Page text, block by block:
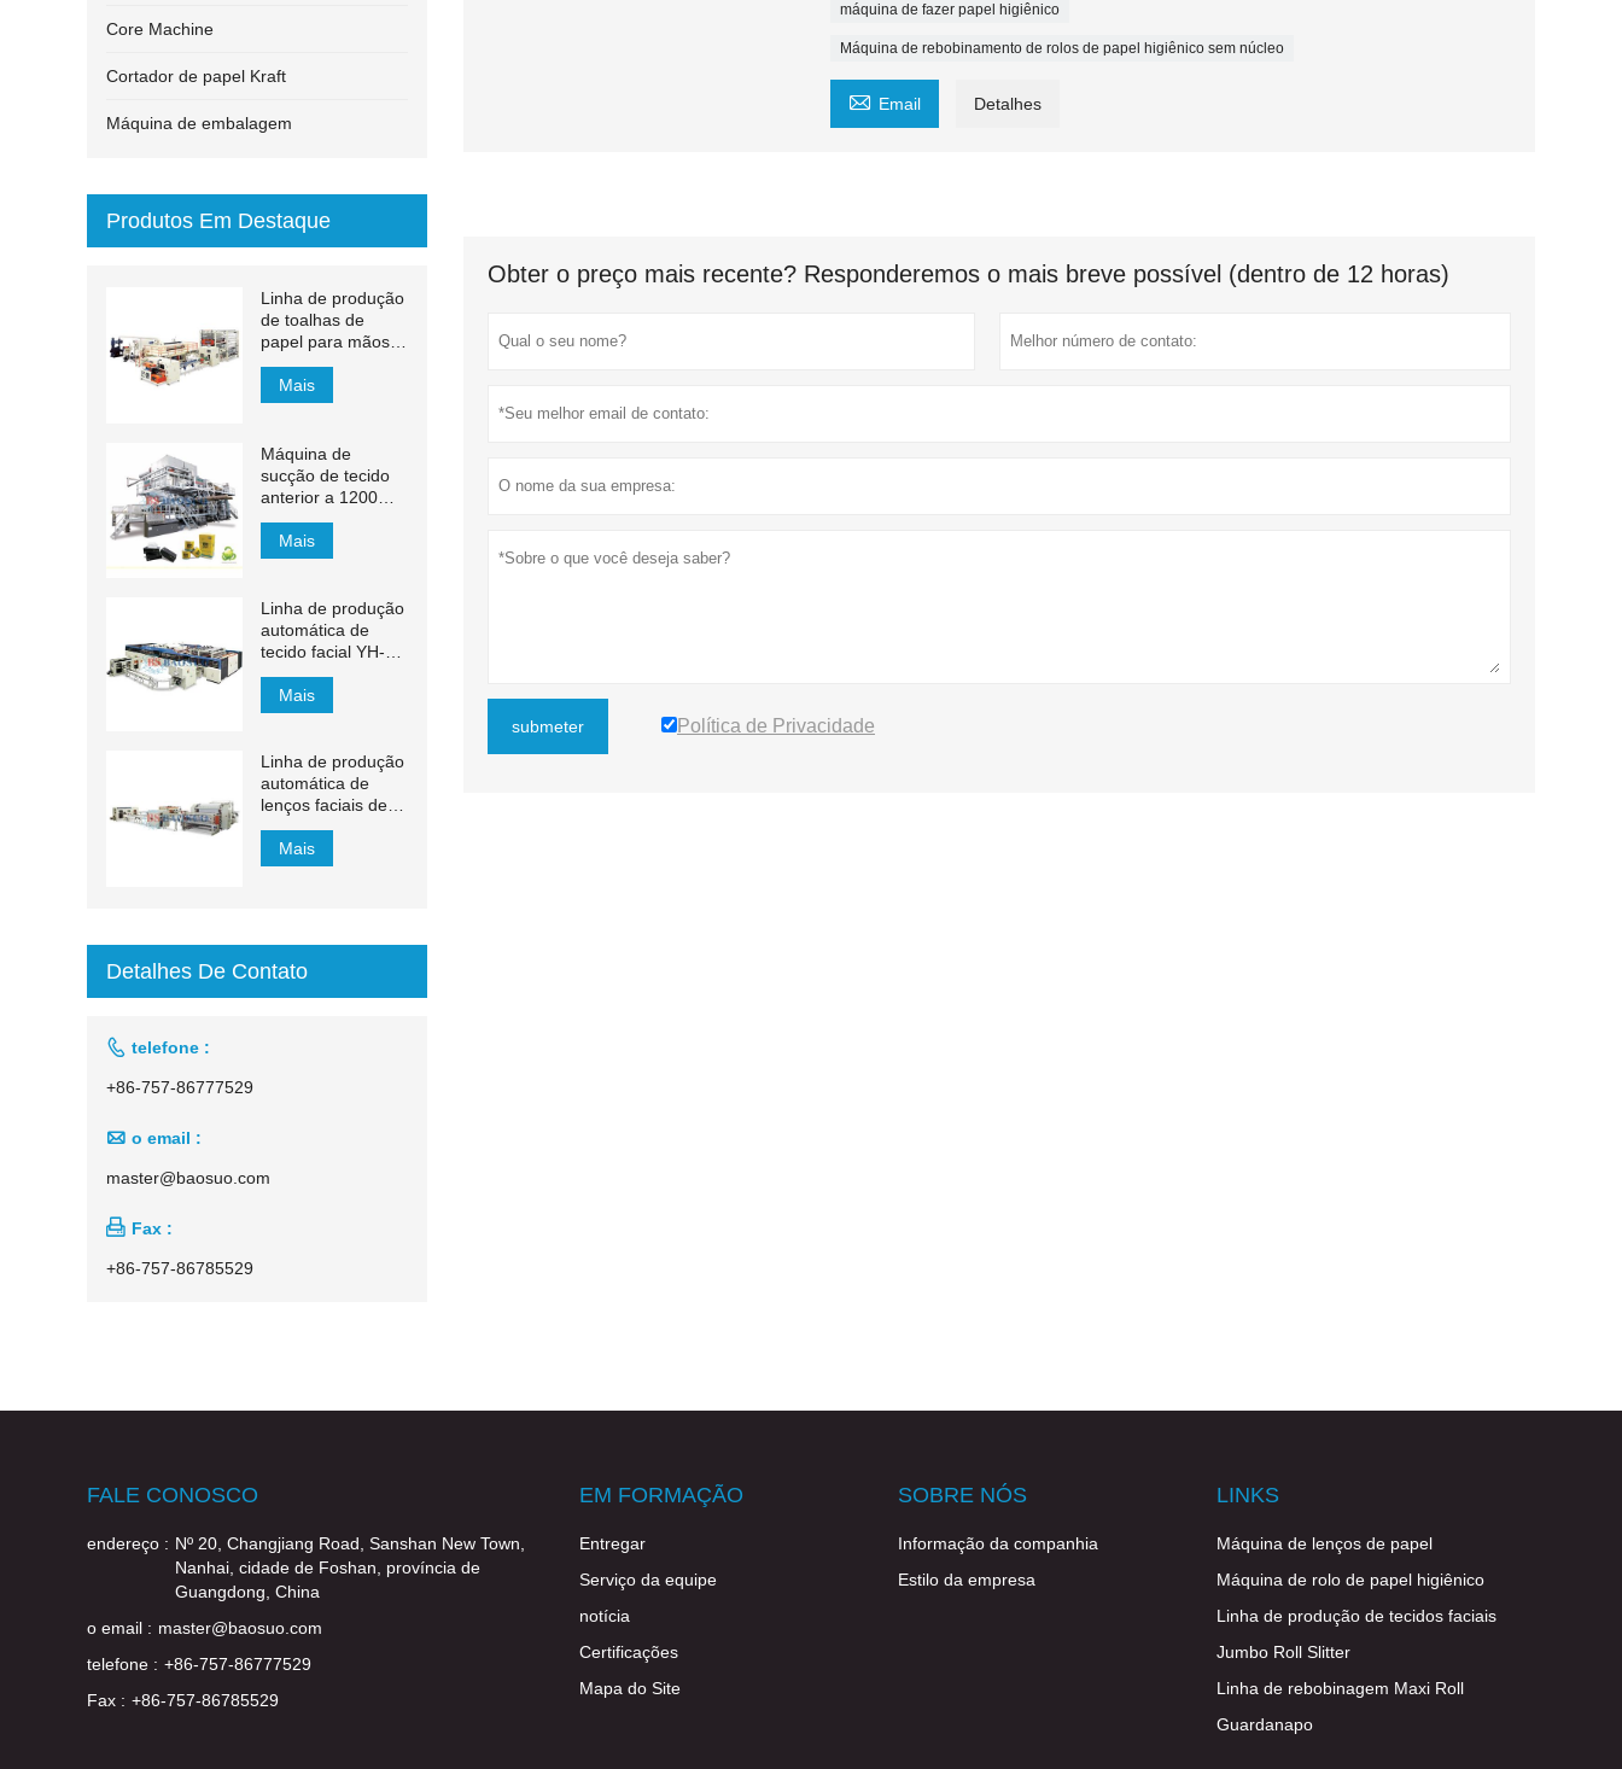
máquina de fazer papel higiênico
Máquina de rebobinamento de rolos de papel higiênico sem núcleo
 Email Detalhes
Obter o preço mais recente? Responderemos o mais breve possível (dentro de 12 horas)
submeter Política de Privacidade
Core Machine
Cortador de papel Kraft
Máquina de embalagem
Produtos Em Destaque
Linha de produção
de toalhas de
papel para mãos
com transferência
automática MJN-
PL
Mais
Máquina de
sucção de tecido
anterior a 1200m /
min
Mais
Linha de produção
automática de
tecido facial YH-
FG
Mais
Linha de produção
automática de
lenços faciais de
transferência
automática de
1500 mm a 2200
Mais
Detalhes De Contato
 telefone :
+86-757-86777529
 o email :
master@baosuo.com
 Fax :
+86-757-86785529
FALE CONOSCO
endereço : Nº 20, Changjiang Road, Sanshan New Town,
Nanhai, cidade de Foshan, província de
Guangdong, China
o email : master@baosuo.com
telefone : +86-757-86777529
Fax : +86-757-86785529
EM FORMAÇÃO
Entregar
Serviço da equipe
notícia
Certificações
Mapa do Site
SOBRE NÓS
Informação da companhia
Estilo da empresa
LINKS
Máquina de lenços de papel
Máquina de rolo de papel higiênico
Linha de produção de tecidos faciais
Jumbo Roll Slitter
Linha de rebobinagem Maxi Roll
Guardanapo